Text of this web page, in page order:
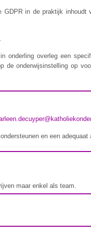
in de praktijk inhoudt
overleg een
de onderwijsinstelling op
en een adequaat
maar enkel als team.